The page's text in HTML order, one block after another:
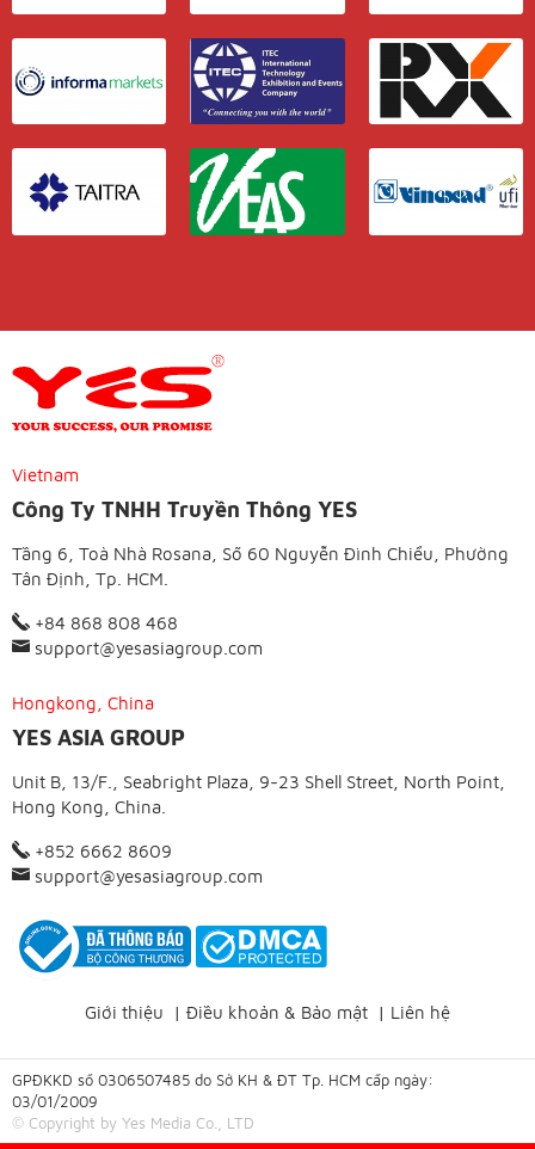
Vietnam
Công Ty TNHH Truyền Thông YES
Tầng 6, Toà Nhà Rosana, Số 60 Nguyễn Đình Chiểu, Phường
Tân Định, Tp. HCM.
+84 868 808 468
support@yesasiagroup.com
Hongkong, China
YES ASIA GROUP
Unit B, 13/F., Seabright Plaza, 9-23 Shell Street, North Point,
Hong Kong, China.
+852 6662 8609
support@yesasiagroup.com
Giới thiệu | Điều khoản & Bảo mật | Liên hệ
GPĐKKD số 0306507485 do Sở KH & ĐT Tp. HCM cấp ngày:
03/01/2009
© Copyright by Yes Media Co., LTD